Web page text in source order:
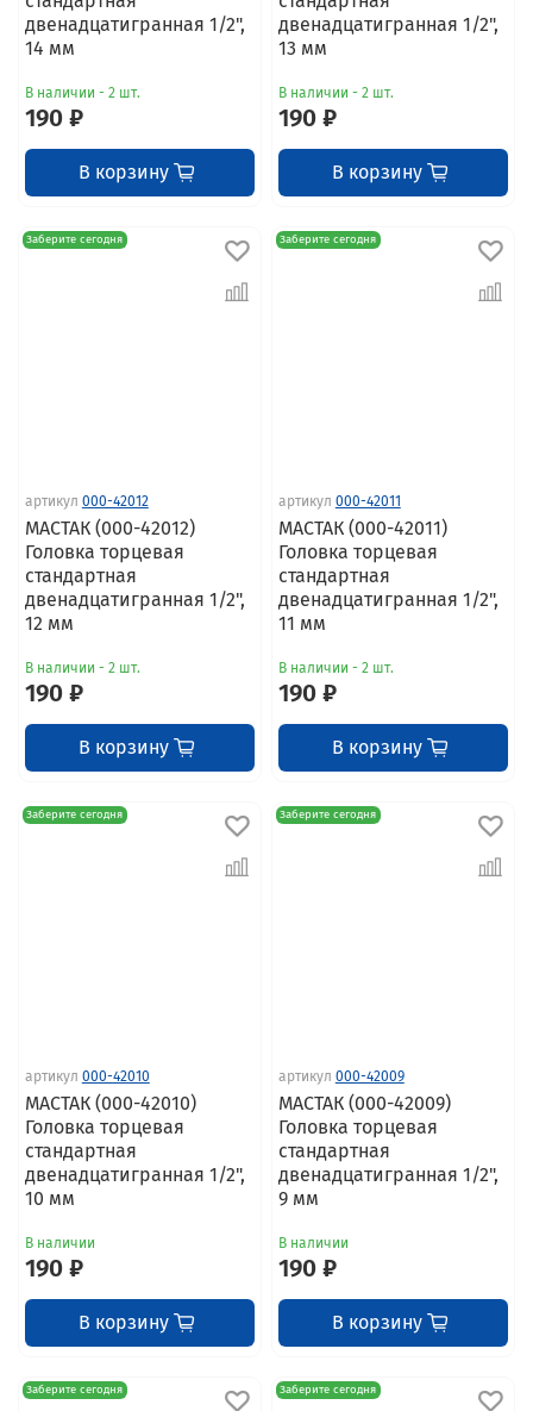
двенадцатигранная 1/2",
14 мм
В наличии - 2 шт.
190 ₽
В корзину
двенадцатигранная 1/2",
13 мм
В наличии - 2 шт.
190 ₽
В корзину
Заберите сегодня
артикул 000-42012
МАСТАК (000-42012)
Головка торцевая
стандартная
двенадцатигранная 1/2",
12 мм
В наличии - 2 шт.
190 ₽
В корзину
Заберите сегодня
артикул 000-42011
МАСТАК (000-42011)
Головка торцевая
стандартная
двенадцатигранная 1/2",
11 мм
В наличии - 2 шт.
190 ₽
В корзину
Заберите сегодня
артикул 000-42010
МАСТАК (000-42010)
Головка торцевая
стандартная
двенадцатигранная 1/2",
10 мм
В наличии
190 ₽
В корзину
Заберите сегодня
артикул 000-42009
МАСТАК (000-42009)
Головка торцевая
стандартная
двенадцатигранная 1/2",
9 мм
В наличии
190 ₽
В корзину
Заберите сегодня Заберите сегодня